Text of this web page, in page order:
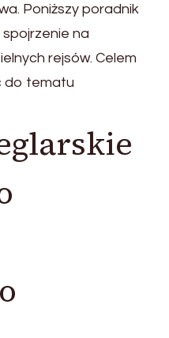
Poniższy poradnik
na
rejsów. Celem
do tematu